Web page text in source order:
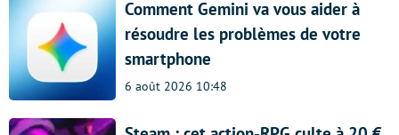
Comment Gemini va vous aider à
résoudre les problèmes de votre
smartphone
6 août 2026 10:48